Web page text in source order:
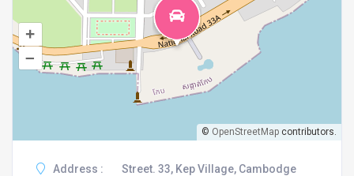
+
–
© OpenStreetMap contributors.
Address : Street. 33, Kep Village, Cambodge